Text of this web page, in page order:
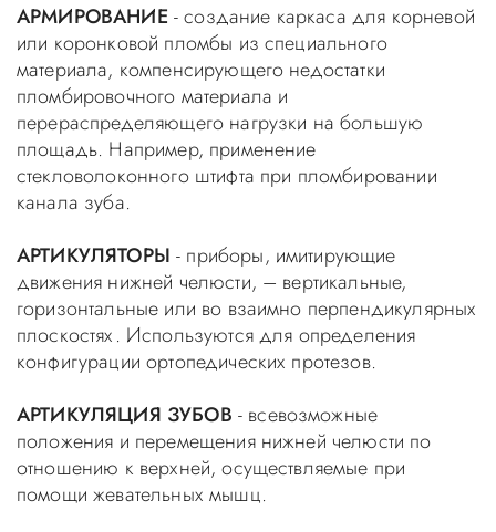
АРМИРОВАНИЕ - создание каркаса для корневой
или коронковой пломбы из специального
материала, компенсирующего недостатки
пломбировочного материала и
перераспределяющего нагрузки на большую
площадь. Например, применение
стекловолоконного штифта при пломбировании
канала зуба.
АРТИКУЛЯТОРЫ - приборы, имитирующие
движения нижней челюсти, – вертикальные,
горизонтальные или во взаимно перпендикулярных
плоскостях. Используются для определения
конфигурации ортопедических протезов.
АРТИКУЛЯЦИЯ ЗУБОВ - всевозможные
положения и перемещения нижней челюсти по
отношению к верхней, осуществляемые при
помощи жевательных мышц.